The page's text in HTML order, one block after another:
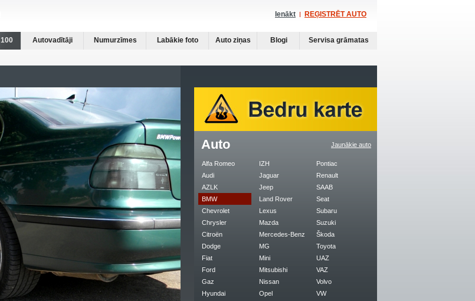
Ienākt REĢISTRĒT AUTO
Autovadītāji Numurzīmes Labākie foto Auto ziņas Blogi Servisa grāmatas
Jaunākie auto
Auto
Alfa Romeo
Audi
AZLK
BMW
Chevrolet
Chrysler
Citroën
Dodge
Fiat
Ford
Gaz
Hyundai
IZH
Jaguar
Jeep
Land Rover
Lexus
Mazda
Mercedes-Benz
MG
Mini
Mitsubishi
Nissan
Opel
Pontiac
Renault
SAAB
Seat
Subaru
Suzuki
Škoda
Toyota
UAZ
VAZ
Volvo
VW